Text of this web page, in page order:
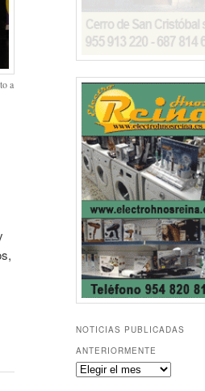
a
NOTICIAS PUBLICADAS
ANTERIORMENTE
Noticias